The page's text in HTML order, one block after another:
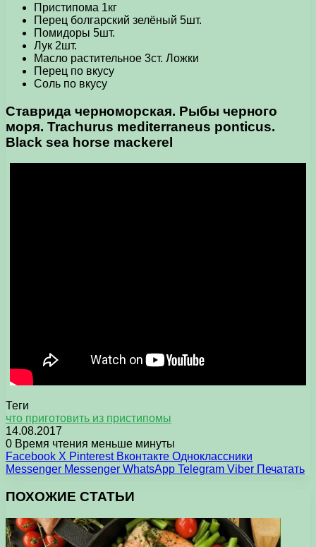
Пристипома 1кг
Перец болгарский зелёный 5шт.
Помидоры 5шт.
Лук 2шт.
Масло растительное 3ст. Ложки
Перец по вкусу
Соль по вкусу
Ставрида черноморская. Рыбы черного
моря. Trachurus mediterraneus ponticus.
Black sea horse mackerel
Теги
что приготовить из пристипомы
14.08.2017
0 Время чтения меньше минуты
Facebook X Pinterest Вконтакте Одноклассники
Messenger Messenger WhatsApp Telegram Viber Печатать
ПОХОЖИЕ СТАТЬИ